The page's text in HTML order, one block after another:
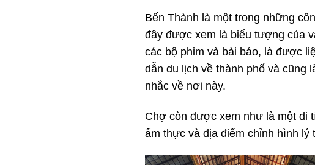
Bến Thành là một trong những
đây được xem là biểu tượng của
các bộ phim và bài báo, là được
dẫn du lịch về thành phố và cũng
nhắc về nơi này.
Chợ còn được xem như là một di
ẩm thực và địa điểm chỉnh hình